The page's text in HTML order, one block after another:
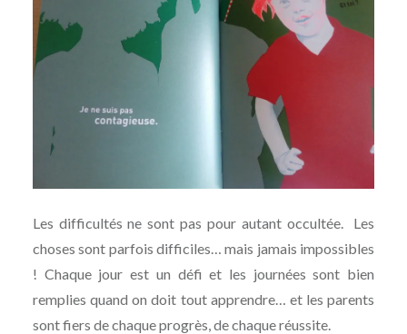
Les difficultés ne sont pas pour autant occultée. Les
choses sont parfois difficiles… mais jamais impossibles
! Chaque jour est un défi et les journées sont bien
remplies quand on doit tout apprendre… et les parents
sont fiers de chaque progrès, de chaque réussite.